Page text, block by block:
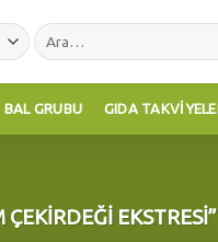
Ara:
BAL GRUBU GIDA
ÇEKIRDEĞI